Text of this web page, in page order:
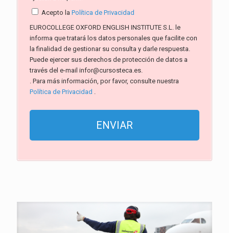
Acepto la Política de Privacidad
EUROCOLLEGE OXFORD ENGLISH INSTITUTE S.L. le
informa que tratará los datos personales que facilite con
la finalidad de gestionar su consulta y darle respuesta.
Puede ejercer sus derechos de protección de datos a
través del e-mail infor@cursosteca.es.
. Para más información, por favor, consulte nuestra
Política de Privacidad .